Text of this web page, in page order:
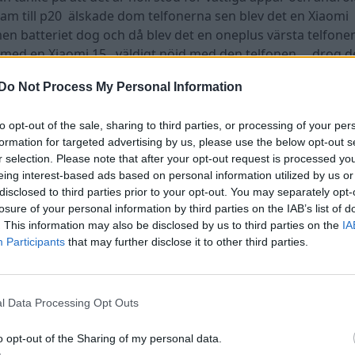
Do Not Process My Personal Information
opt-out of the sale, sharing to third parties, or processing of your
for targeted advertising by us, please use the below opt-out
selection. Please note that after your opt-out request is processed
interest-based ads based on personal information utilized by us
to third parties prior to your opt-out. You may separately
of your personal information by third parties on the IAB’s list of
This information may also be disclosed by us to third parties on the
Participants that may further disclose it to other third parties.
Data Processing Opt Outs
opt-out of the Sharing of my personal data.
till p20 älskade dom telfonerna sen blev det en
batteriet dog och då blev det en oneplus värsta
en Xiaomi 15 väldigt nöjd med den telfonen.. drog
och den höll det hade inte fungerat med dom där
den bytte jag front glas varannan vecka
telfoner där jag vet att jag kan få tag i en ny display
Volvo V70 D5 (2002)
Volkswagen
"Biloptimering i
(2010)